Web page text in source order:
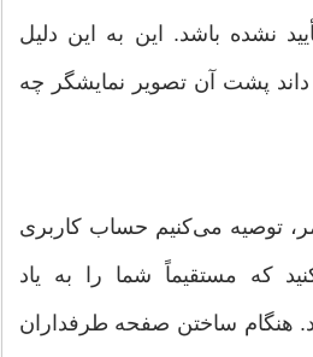
نشده باشد. این به این دلیل
پشت آن تصویر نمایشگر چه
توصیه می‌کنیم حساب کاربری
که مستقیماً شما را به یاد
هنگام ساختن صفحه طرفداران